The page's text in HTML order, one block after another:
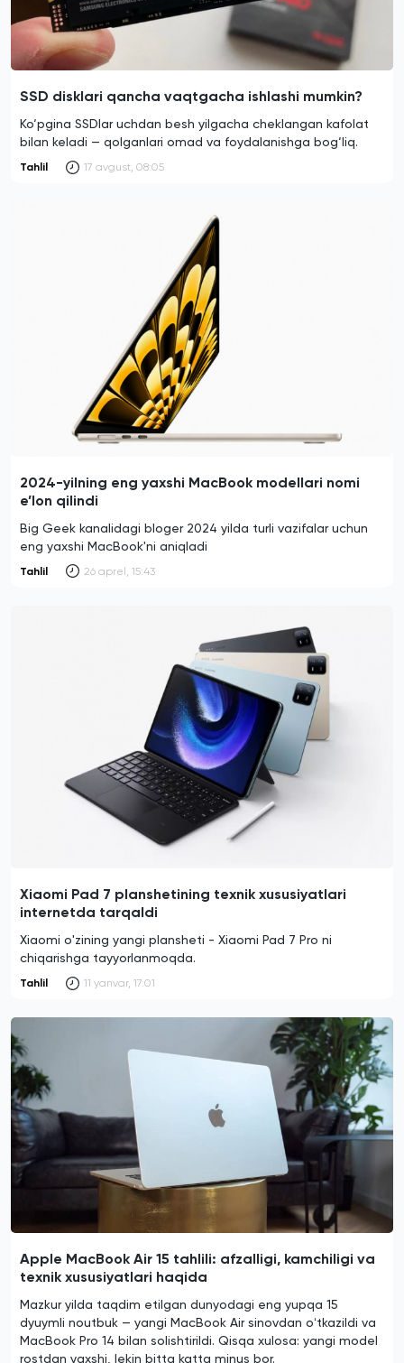
SSD disklari qancha vaqtgacha ishlashi mumkin?
Ko‘pgina SSDlar uchdan besh yilgacha cheklangan kafolat
bilan keladi — qolganlari omad va foydalanishga bog‘liq.
Tahlil 17 avgust, 08:05
2024-yilning eng yaxshi MacBook modellari nomi
e’lon qilindi
Big Geek kanalidagi bloger 2024 yilda turli vazifalar uchun
eng yaxshi MacBook'ni aniqladi
Tahlil 26 aprel, 15:43
Xiaomi Pad 7 planshetining texnik xususiyatlari
internetda tarqaldi
Xiaomi o'zining yangi plansheti - Xiaomi Pad 7 Pro ni
chiqarishga tayyorlanmoqda.
Tahlil 11 yanvar, 17:01
Apple MacBook Air 15 tahlili: afzalligi, kamchiligi va
texnik xususiyatlari haqida
Mazkur yilda taqdim etilgan dunyodagi eng yupqa 15
dyuymli noutbuk — yangi MacBook Air sinovdan oʻtkazildi va
MacBook Pro 14 bilan solishtirildi. Qisqa xulosa: yangi model
rostdan yaxshi, lekin bitta katta minus bor.